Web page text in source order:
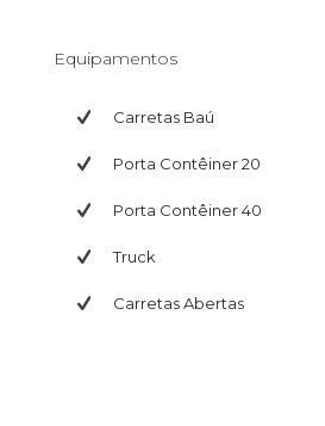
Equipamentos
Carretas Baú
Porta Contêiner 20
Porta Contêiner 40
Truck
Carretas Abertas